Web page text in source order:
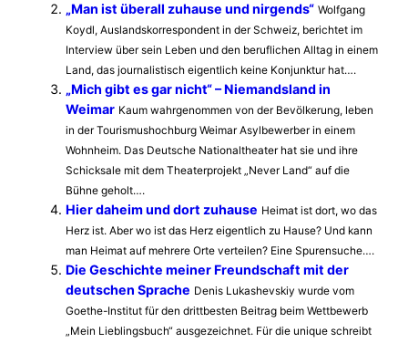
„Man ist überall zuhause und nirgends“ Wolfgang
Koydl, Auslandskorrespondent in der Schweiz, berichtet im
Interview über sein Leben und den beruflichen Alltag in einem
Land, das journalistisch eigentlich keine Konjunktur hat….
„Mich gibt es gar nicht“ – Niemandsland in
Weimar Kaum wahrgenommen von der Bevölkerung, leben
in der Tourismushochburg Weimar Asylbewerber in einem
Wohnheim. Das Deutsche Nationaltheater hat sie und ihre
Schicksale mit dem Theaterprojekt „Never Land“ auf die
Bühne geholt….
Hier daheim und dort zuhause Heimat ist dort, wo das
Herz ist. Aber wo ist das Herz eigentlich zu Hause? Und kann
man Heimat auf mehrere Orte verteilen? Eine Spurensuche….
Die Geschichte meiner Freundschaft mit der
deutschen Sprache Denis Lukashevskiy wurde vom
Goethe-Institut für den drittbesten Beitrag beim Wettbewerb
„Mein Lieblingsbuch“ ausgezeichnet. Für die unique schreibt